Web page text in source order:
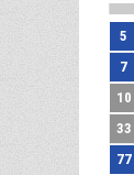
5
7
10
33
77